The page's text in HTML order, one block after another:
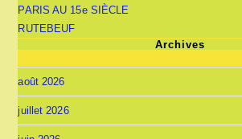
PARIS AU 15e SIÈCLE
RUTEBEUF
Archives
août 2026
juillet 2026